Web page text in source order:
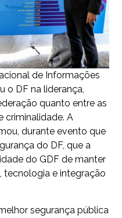
de Informações
o DF na liderança,
quanto entre as
criminalidade. A
durante evento que
do DF, que a
do GDF de manter
tecnologia e integração
segurança pública